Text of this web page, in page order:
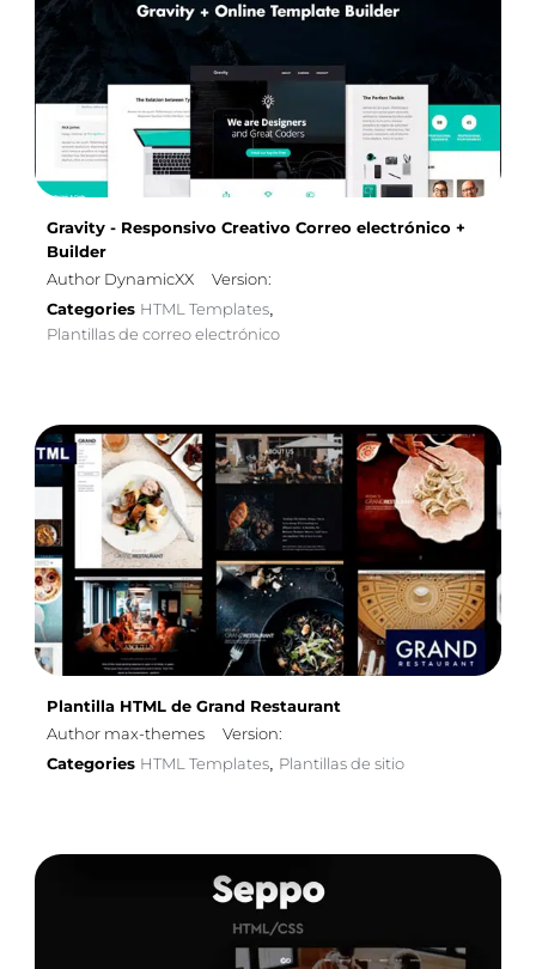
Gravity - Responsivo Creativo Correo electrónico +
Builder
Author DynamicXX
Version:
Categories HTML Templates
Plantillas de correo electrónico
Plantilla HTML de Grand Restaurant
Author max-themes
Version:
Categories HTML Templates Plantillas de sitio